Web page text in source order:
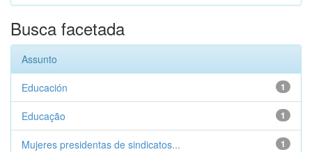
Busca facetada
Assunto
1
Educación
1
Educação
1
Mujeres presidentas de sindicatos...